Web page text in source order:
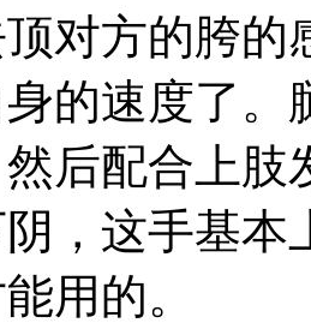
对方的胯的
的速度了。
后配合上肢
，这手基本
用的。